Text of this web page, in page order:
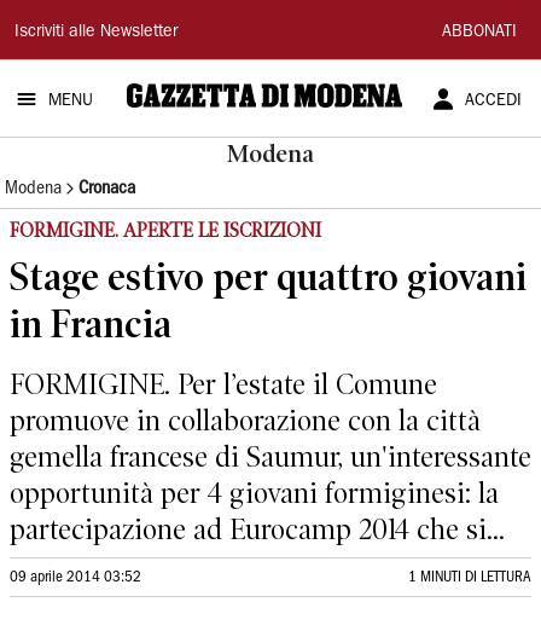
Gazzetta
di
Modena
Iscriviti alle Newsletter ABBONATI
MENU ACCEDI
Modena
Modena Cronaca
FORMIGINE. APERTE LE ISCRIZIONI
Stage estivo per quattro giovani
in Francia
FORMIGINE. Per l’estate il Comune
promuove in collaborazione con la città
gemella francese di Saumur, un'interessante
opportunità per 4 giovani formiginesi: la
partecipazione ad Eurocamp 2014 che si...
09 aprile 2014 03:52 1 MINUTI DI LETTURA